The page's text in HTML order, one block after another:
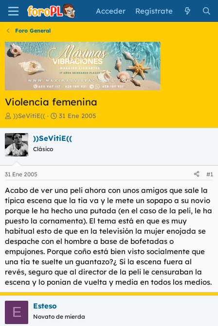
Acceder Regístrate
Foro General
Violencia femenina
I
i
c
i
a
d
o
d
e
l
t
e
a
))SeVitiE((
F
h
e
i
c
i
o
31 Ene 2005
))SeVitiE((
Clásico
31 Ene 2005 #1
Acabo de ver una peli ahora con unos amigos que sale la
típica escena que la tia va y le mete un sopapo a su novio
porque le ha hecho una putada (en el caso de la peli, le ha
puesto la cornamenta). El tema está en que es muy
habitual esto de que en la televisión la mujer enojada se
despache con el hombre a base de bofetadas o
empujones. Porque coño está bien visto socialmente que
una tia te suelte un guantazo?¿ Si la escena fuera al
revés, seguro que al director de la peli le censuraban la
escena y lo ponian de vuelta y media en todos los medios.
E Esteso
Novato de mierda